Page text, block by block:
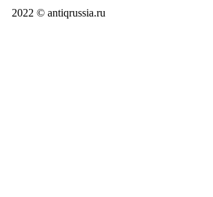
2022 © antiqrussia.ru